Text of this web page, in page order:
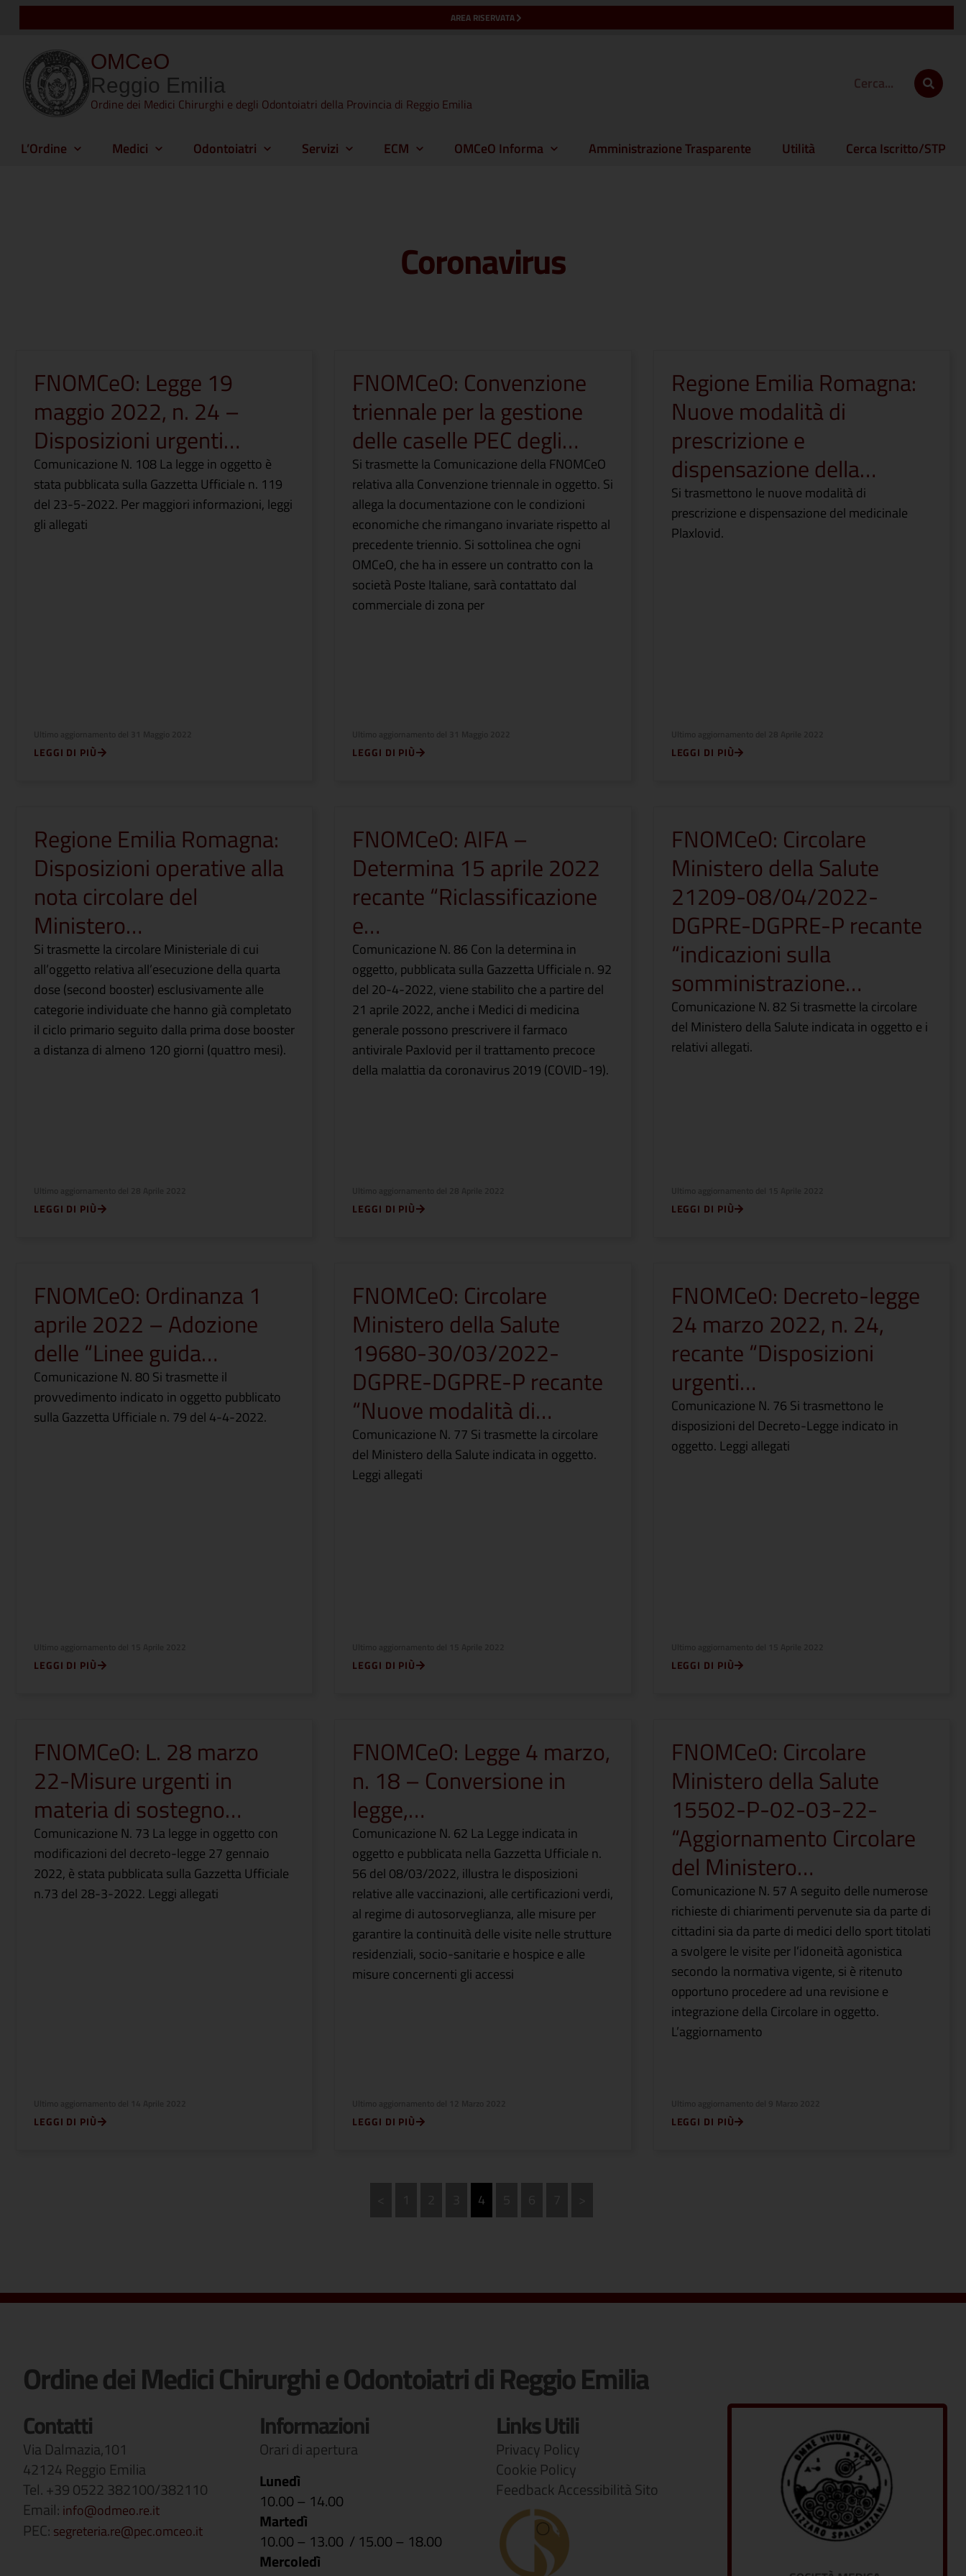
AREA RISERVATA
OMCeO
Reggio Emilia
Ordine dei Medici Chirurghi e degli Odontoiatri della Provincia di Reggio Emilia
L’Ordine Medici Odontoiatri Servizi ECM OMCeO Informa Amministrazione Trasparente Utilità Cerca Iscritto/STP
Coronavirus
FNOMCeO: Legge 19
maggio 2022, n. 24 –
Disposizioni urgenti…
Comunicazione N. 108 La legge in oggetto è
stata pubblicata sulla Gazzetta Ufficiale n. 119
del 23-5-2022. Per maggiori informazioni, leggi
gli allegati
LEGGI DI PIÙ
FNOMCeO: Convenzione
triennale per la gestione
delle caselle PEC degli…
Si trasmette la Comunicazione della FNOMCeO
relativa alla Convenzione triennale in oggetto. Si
allega la documentazione con le condizioni
economiche che rimangano invariate rispetto al
precedente triennio. Si sottolinea che ogni
OMCeO, che ha in essere un contratto con la
società Poste Italiane, sarà contattato dal
commerciale di zona per
LEGGI DI PIÙ
Regione Emilia Romagna:
Nuove modalità di
prescrizione e
dispensazione della…
Si trasmettono le nuove modalità di
prescrizione e dispensazione del medicinale
Plaxlovid.
LEGGI DI PIÙ
Regione Emilia Romagna:
Disposizioni operative alla
nota circolare del
Ministero…
Si trasmette la circolare Ministeriale di cui
all’oggetto relativa all’esecuzione della quarta
dose (second booster) esclusivamente alle
categorie individuate che hanno già completato
il ciclo primario seguito dalla prima dose booster
a distanza di almeno 120 giorni (quattro mesi).
LEGGI DI PIÙ
FNOMCeO: AIFA –
Determina 15 aprile 2022
recante “Riclassificazione
e…
Comunicazione N. 86 Con la determina in
oggetto, pubblicata sulla Gazzetta Ufficiale n. 92
del 20-4-2022, viene stabilito che a partire del
21 aprile 2022, anche i Medici di medicina
generale possono prescrivere il farmaco
antivirale Paxlovid per il trattamento precoce
della malattia da coronavirus 2019 (COVID-19).
LEGGI DI PIÙ
FNOMCeO: Circolare
Ministero della Salute
21209-08/04/2022-
DGPRE-DGPRE-P recante
“indicazioni sulla
somministrazione…
Comunicazione N. 82 Si trasmette la circolare
del Ministero della Salute indicata in oggetto e i
relativi allegati.
LEGGI DI PIÙ
FNOMCeO: Ordinanza 1
aprile 2022 – Adozione
delle “Linee guida…
Comunicazione N. 80 Si trasmette il
provvedimento indicato in oggetto pubblicato
sulla Gazzetta Ufficiale n. 79 del 4-4-2022.
LEGGI DI PIÙ
FNOMCeO: Circolare
Ministero della Salute
19680-30/03/2022-
DGPRE-DGPRE-P recante
“Nuove modalità di…
Comunicazione N. 77 Si trasmette la circolare
del Ministero della Salute indicata in oggetto.
Leggi allegati
LEGGI DI PIÙ
FNOMCeO: Decreto-legge
24 marzo 2022, n. 24,
recante “Disposizioni
urgenti…
Comunicazione N. 76 Si trasmettono le
disposizioni del Decreto-Legge indicato in
oggetto. Leggi allegati
LEGGI DI PIÙ
FNOMCeO: L. 28 marzo
22-Misure urgenti in
materia di sostegno…
Comunicazione N. 73 La legge in oggetto con
modificazioni del decreto-legge 27 gennaio
2022, è stata pubblicata sulla Gazzetta Ufficiale
n.73 del 28-3-2022. Leggi allegati
LEGGI DI PIÙ
FNOMCeO: Legge 4 marzo,
n. 18 – Conversione in
legge,…
Comunicazione N. 62 La Legge indicata in
oggetto e pubblicata nella Gazzetta Ufficiale n.
56 del 08/03/2022, illustra le disposizioni
relative alle vaccinazioni, alle certificazioni verdi,
al regime di autosorveglianza, alle misure per
garantire la continuità delle visite nelle strutture
residenziali, socio-sanitarie e hospice e alle
misure concernenti gli accessi
LEGGI DI PIÙ
FNOMCeO: Circolare
Ministero della Salute
15502-P-02-03-22-
“Aggiornamento Circolare
del Ministero…
Comunicazione N. 57 A seguito delle numerose
richieste di chiarimenti pervenute sia da parte di
cittadini sia da parte di medici dello sport titolati
a svolgere le visite per l’idoneità agonistica
secondo la normativa vigente, si è ritenuto
opportuno procedere ad una revisione e
integrazione della Circolare in oggetto.
L’aggiornamento
LEGGI DI PIÙ
4
Ordine dei Medici Chirurghi e Odontoiatri di Reggio Emilia
Contatti
Via Dalmazia,101
42124 Reggio Emilia
Tel. +39 0522 382100/382110
Email: info@odmeo.re.it
PEC: segreteria.re@pec.omceo.it
Informazioni
Orari di apertura
Lunedì
10.00 – 14.00
Martedì
10.00 – 13.00 / 15.00 – 18.00
Mercoledì
Links Utili
Privacy Policy
Cookie Policy
Feedback Accessibilità Sito